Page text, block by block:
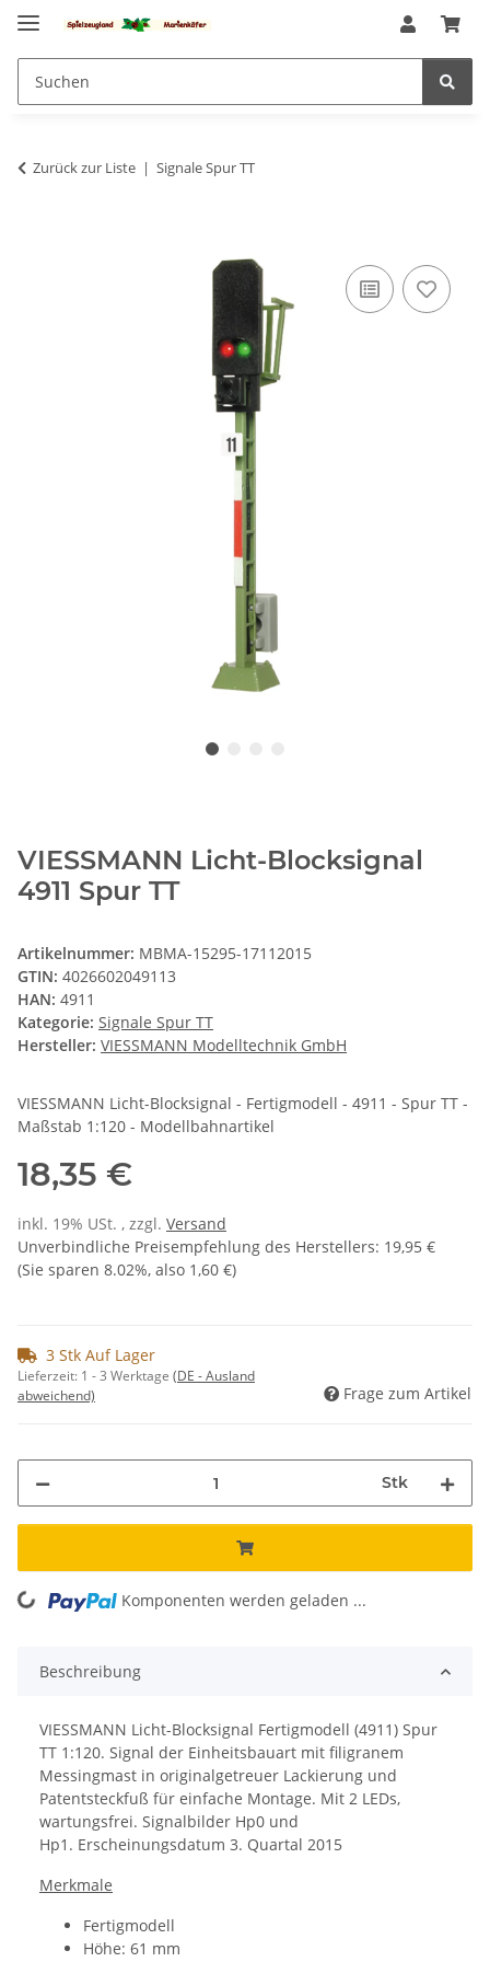
Zurück zur Liste Signale Spur TT
VIESSMANN Licht-Blocksignal
4911 Spur TT
Artikelnummer: MBMA-15295-17112015
GTIN: 4026602049113
HAN: 4911
Kategorie: Signale Spur TT
Hersteller: VIESSMANN Modelltechnik GmbH
VIESSMANN Licht-Blocksignal - Fertigmodell - 4911 - Spur TT -
Maßstab 1:120 - Modellbahnartikel
18,35 €
inkl. 19% USt. , zzgl. Versand
Unverbindliche Preisempfehlung des Herstellers: 19,95 €
(Sie sparen 8.02%, also 1,60 €)
3 Stk Auf Lager
Lieferzeit: 1 - 3 Werktage (DE - Ausland
abweichend)
Frage zum Artikel
Stk
Loading... Komponenten werden geladen ...
Beschreibung
VIESSMANN Licht-Blocksignal Fertigmodell (4911) Spur
TT 1:120. Signal der Einheitsbauart mit filigranem
Messingmast in originalgetreuer Lackierung und
Patentsteckfuß für einfache Montage. Mit 2 LEDs,
wartungsfrei. Signalbilder Hp0 und
Hp1. Erscheinungsdatum 3. Quartal 2015
Merkmale
Fertigmodell
Höhe: 61 mm